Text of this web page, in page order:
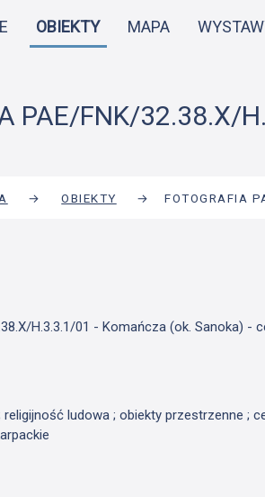
OBIEKTY MAPA
PAE/FNK/32.38.X/
→ OBIEKTY → FOTOGRAFIA
H.3.3.1/01 - Komańcza (ok. Sanoka) -
ludowa ; obiekty przestrzenne ;